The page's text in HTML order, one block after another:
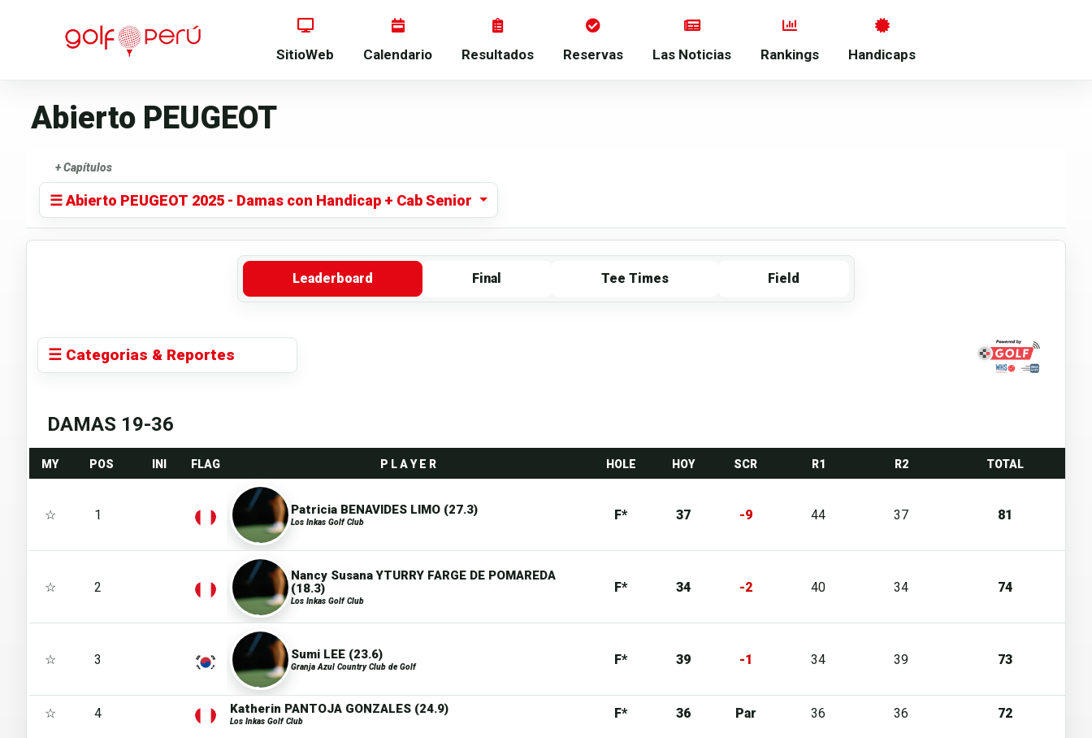
SitioWeb Calendario Resultados Reservas Las Noticias Rankings Handicaps
Abierto PEUGEOT
+ Capítulos
☰ Abierto PEUGEOT 2025 - Damas con Handicap + Cab Senior
Leaderboard Final Tee Times Field
☰ Categorias & Reportes
DAMAS 19-36
MY POS INI FLAG P L A Y E R HOLE HOY SCR R1 R2 TOTAL
☆ 1 Patricia BENAVIDES LIMO (27.3)
Los Inkas Golf Club F* 37 -9 44 37 81
☆ 2
Nancy Susana YTURRY FARGE DE POMAREDA
(18.3)
Los Inkas Golf Club
F* 34 -2 40 34 74
☆ 3 Sumi LEE (23.6)
Granja Azul Country Club de Golf F* 39 -1 34 39 73
☆ 4 Katherin PANTOJA GONZALES (24.9)
Los Inkas Golf Club
F* 36 Par 36 36 72